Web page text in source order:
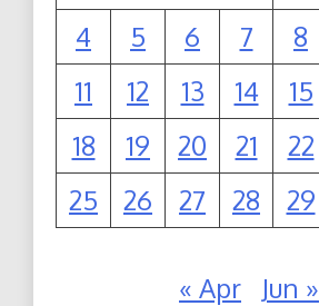
4
5 6 7 8
11
12 13 14 15
18
19 20 21 22
25
26 27 28 29
« Apr Jun »